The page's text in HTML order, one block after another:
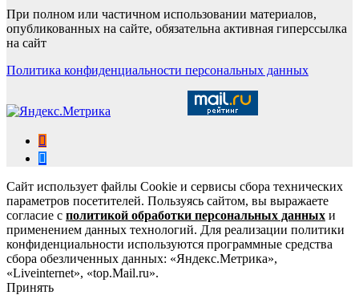
При полном или частичном использовании материалов,
опубликованных на сайте, обязательна активная гиперссылка
на сайт
Политика конфиденциальности персональных данных
Сайт использует файлы Cookie и сервисы сбора технических
параметров посетителей. Пользуясь сайтом, вы выражаете
согласие с политикой обработки персональных данных и
применением данных технологий. Для реализации политики
конфиденциальности используются программные средства
сбора обезличенных данных: «Яндекс.Метрика»,
«Liveinternet», «top.Mail.ru».
Принять